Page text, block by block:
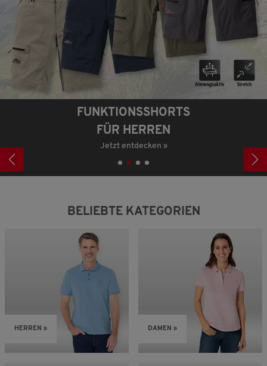
FUNKTIONSSHORTS
FÜR HERREN
Jetzt entdecken »
BELIEBTE KATEGORIEN
HERREN » DAMEN »